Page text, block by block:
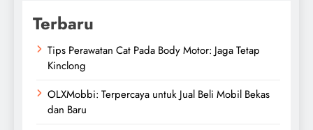
Terbaru
Tips Perawatan Cat Pada Body Motor: Jaga Tetap
Kinclong
OLXMobbi: Terpercaya untuk Jual Beli Mobil Bekas
dan Baru